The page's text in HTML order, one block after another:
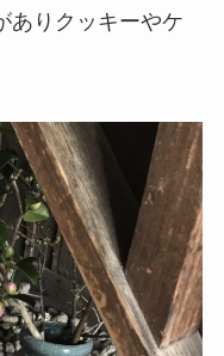
ありクッキーやケ